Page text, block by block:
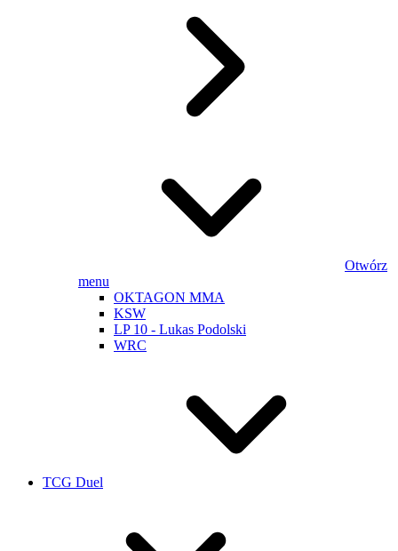
Otwórz
menu
OKTAGON MMA
KSW
LP 10 - Lukas Podolski
WRC
TCG Duel